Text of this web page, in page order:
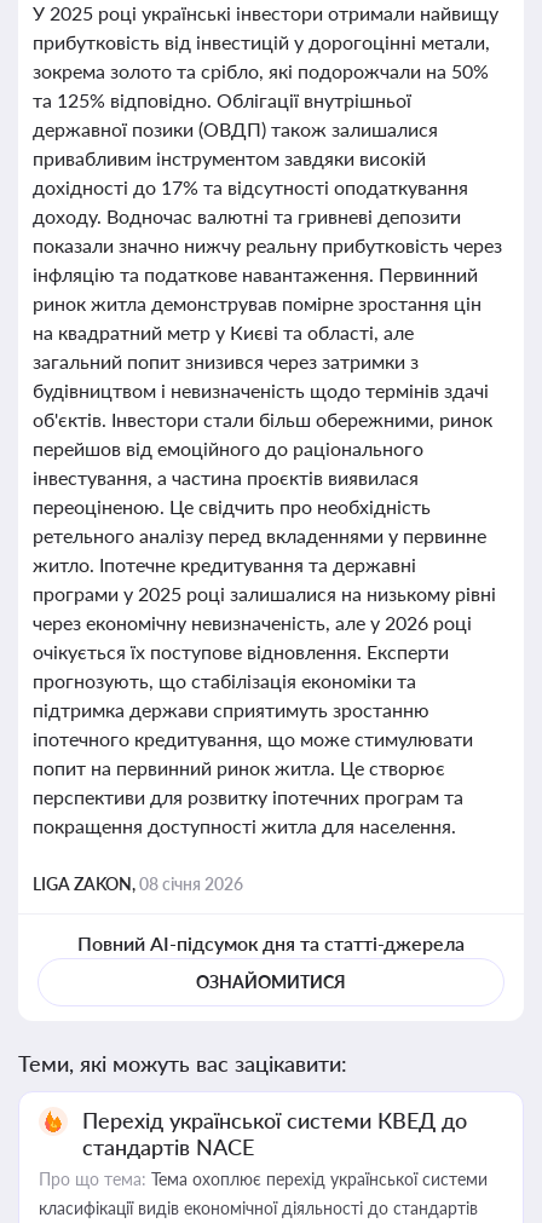
У 2025 році українські інвестори отримали найвищу
прибутковість від інвестицій у дорогоцінні метали,
зокрема золото та срібло, які подорожчали на 50%
та 125% відповідно. Облігації внутрішньої
державної позики (ОВДП) також залишалися
привабливим інструментом завдяки високій
дохідності до 17% та відсутності оподаткування
доходу. Водночас валютні та гривневі депозити
показали значно нижчу реальну прибутковість через
інфляцію та податкове навантаження. Первинний
ринок житла демонстрував помірне зростання цін
на квадратний метр у Києві та області, але
загальний попит знизився через затримки з
будівництвом і невизначеність щодо термінів здачі
об'єктів. Інвестори стали більш обережними, ринок
перейшов від емоційного до раціонального
інвестування, а частина проєктів виявилася
переоціненою. Це свідчить про необхідність
ретельного аналізу перед вкладеннями у первинне
житло. Іпотечне кредитування та державні
програми у 2025 році залишалися на низькому рівні
через економічну невизначеність, але у 2026 році
очікується їх поступове відновлення. Експерти
прогнозують, що стабілізація економіки та
підтримка держави сприятимуть зростанню
іпотечного кредитування, що може стимулювати
попит на первинний ринок житла. Це створює
перспективи для розвитку іпотечних програм та
покращення доступності житла для населення.
LIGA ZAKON,08 січня 2026
Повний AI-підсумок дня та статті-джерела
ОЗНАЙОМИТИСЯ
Теми, які можуть вас зацікавити:
Перехід української системи КВЕД до
стандартів NACE
Про що тема: Тема охоплює перехід української системи
класифікації видів економічної діяльності до стандартів